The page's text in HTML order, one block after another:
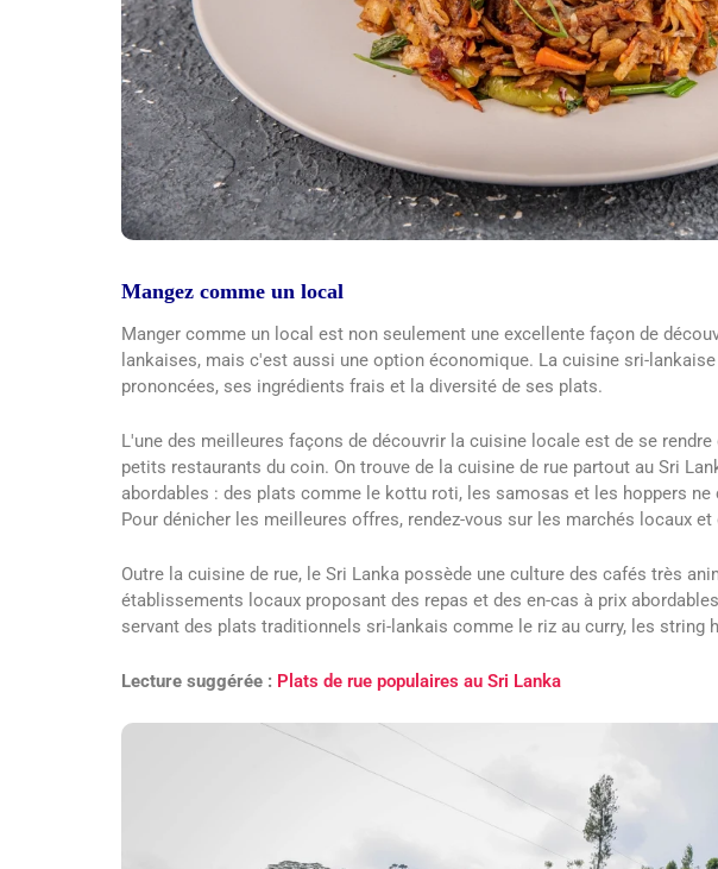
Mangez comme un local
Manger comme un local est non seulement une excellente façon de
lankaises, mais c'est aussi une option économique. La cuisine sri-
prononcées, ses ingrédients frais et la diversité de ses plats.
L'une des meilleures façons de découvrir la cuisine locale est de se
petits restaurants du coin. On trouve de la cuisine de rue partout au Sri
abordables : des plats comme le kottu roti, les samosas et les hoppers
Pour dénicher les meilleures offres, rendez-vous sur les marchés locaux et
Outre la cuisine de rue, le Sri Lanka possède une culture des cafés très
établissements locaux proposant des repas et des en-cas à prix
servant des plats traditionnels sri-lankais comme le riz au curry, les string
Lecture suggérée : Plats de rue populaires au Sri Lanka